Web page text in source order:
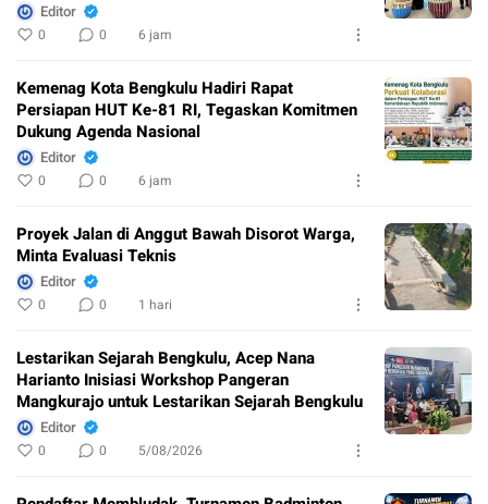
Editor
0 0 6 jam
Kemenag Kota Bengkulu Hadiri Rapat
Persiapan HUT Ke-81 RI, Tegaskan Komitmen
Dukung Agenda Nasional
Editor
0 0 6 jam
Proyek Jalan di Anggut Bawah Disorot Warga,
Minta Evaluasi Teknis
Editor
0 0 1 hari
Lestarikan Sejarah Bengkulu, Acep Nana
Harianto Inisiasi Workshop Pangeran
Mangkurajo untuk Lestarikan Sejarah Bengkulu
Editor
0 0 5/08/2026